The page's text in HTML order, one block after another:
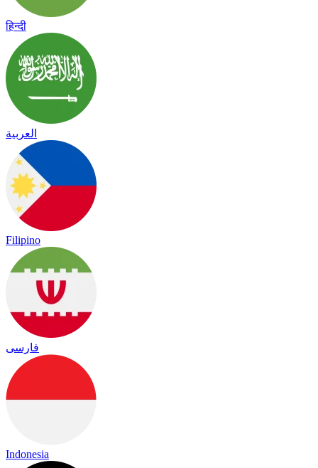
हिन्दी
العربية
Filipino
فارسی
Indonesia